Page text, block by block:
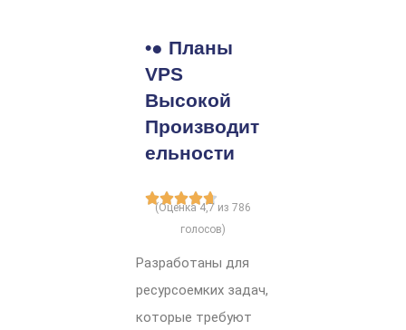
•● Планы
VPS
Высокой
Производит
Ельности
(Оценка 4,7 из 786
голосов)
Разработаны для
ресурсоемких задач,
которые требуют